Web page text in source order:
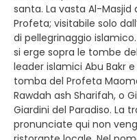
santa. La vasta Al-
Profeta; visitabile solo
di pellegrinaggio
si erge sopra le tombe
leader islamici Abu Bakr
tomba del Profeta
Rawdah ash Sharifah, o
Giardini del Paradiso. La
pronunciate qui non